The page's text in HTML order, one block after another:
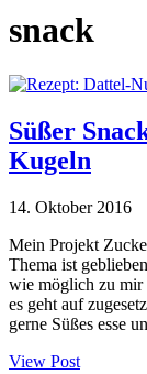
snack
Süßer
Kugeln
14. Oktober 2016
Mein Projekt
Thema ist
wie möglich zu mir
es geht auf
gerne Süßes esse
View Post